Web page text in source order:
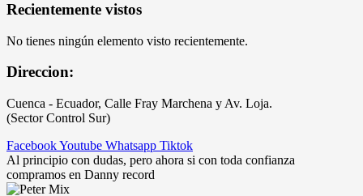
Recientemente vistos
No tienes ningún elemento visto recientemente.
Direccion:
Cuenca - Ecuador, Calle Fray Marchena y Av. Loja.
(Sector Control Sur)
FacebookYoutube Whatsapp Tiktok
Al principio con dudas, pero ahora si con toda confianza
compramos en Danny record